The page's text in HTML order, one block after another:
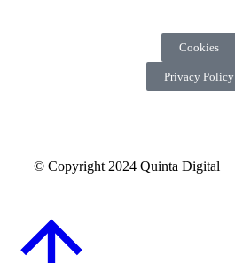
© Copyright 2024 Quinta Digital
Cookies
Privacy Policy